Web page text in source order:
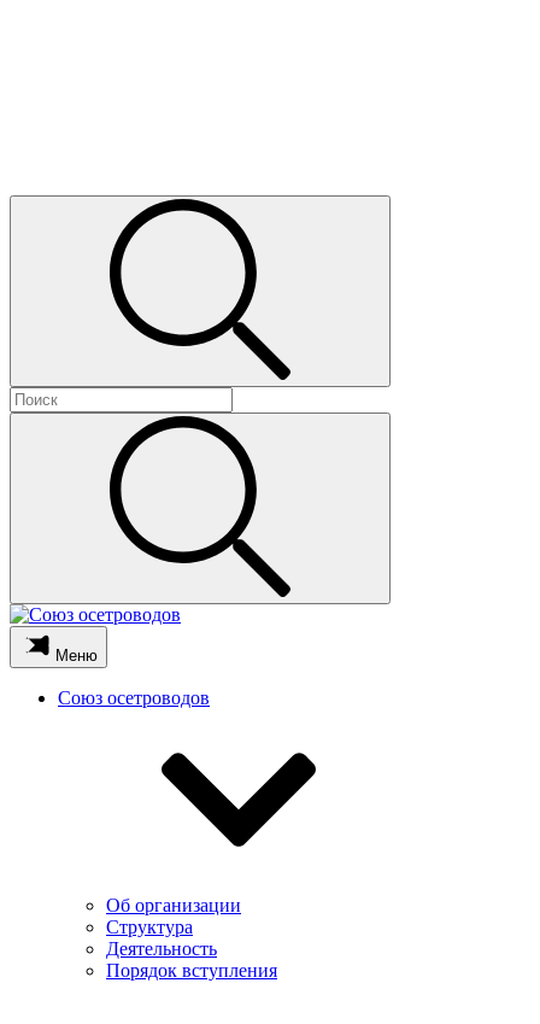
Меню
Союз осетроводов
Об организации
Структура
Деятельность
Порядок вступления